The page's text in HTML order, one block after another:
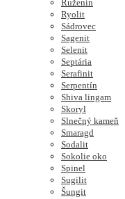
Ruženín
Ryolit
Sádrovec
Sagenit
Selenit
Septária
Serafinit
Serpentín
Shiva lingam
Skoryl
Slnečný kameň
Smaragd
Sodalit
Sokolie oko
Spinel
Sugilit
Šungit